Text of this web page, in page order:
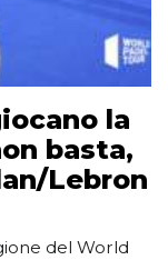
la
basta,
Lebron
del World